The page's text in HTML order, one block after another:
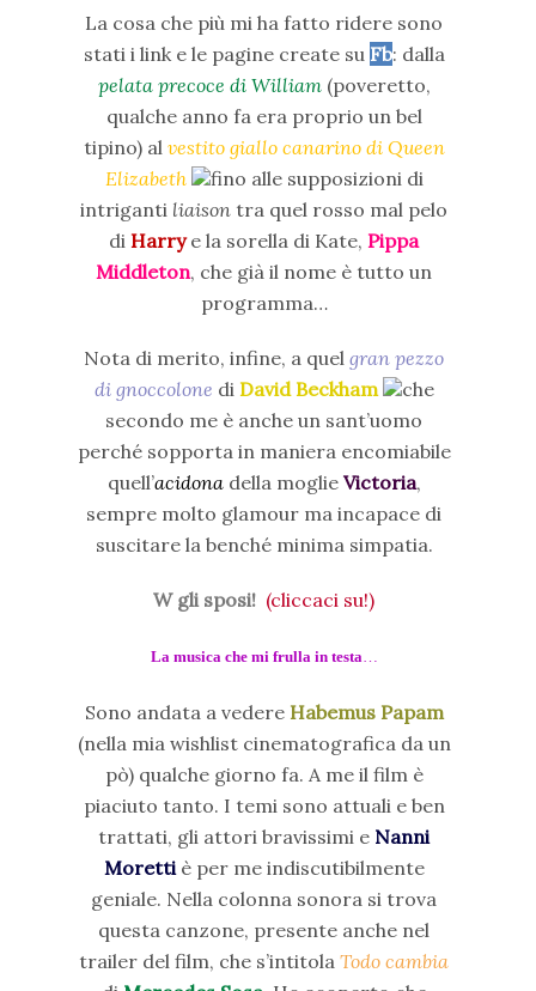
La cosa che più mi ha fatto ridere sono
stati i link e le pagine create su Fb: dalla
pelata precoce di William(poveretto,
qualche anno fa era proprio un bel
tipino) al vestito giallo canarino di Queen
Elizabeth
fino alle supposizioni di
intriganti liaison tra quel rosso mal pelo
di Harrye la sorella di Kate, Pippa
Middleton, che già il nome è tutto un
programma…
Nota di merito, infine, a quel gran pezzo
di gnoccolone di David Beckham
che
secondo me è anche un sant’uomo
perché sopporta in maniera encomiabile
quell’acidonadella moglie Victoria,
sempre molto glamour ma incapace di
suscitare la benché minima simpatia.
W gli sposi! (cliccaci su!)
La musica che mi frulla in testa
Sono andata a vedere Habemus Papam
(nella mia wishlist cinematografica da un
pò) qualche giorno fa. A me il film è
piaciuto tanto. I temi sono attuali e ben
trattati, gli attori bravissimi e Nanni
Morettiè per me indiscutibilmente
geniale. Nella colonna sonora si trova
questa canzone, presente anche nel
trailer del film, che s’intitolaTodo cambia